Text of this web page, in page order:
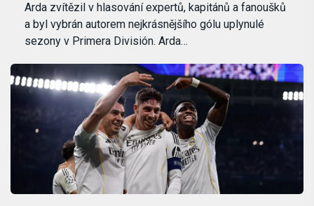
Arda zvítězil v hlasování expertů, kapitánů a fanoušků
a byl vybrán autorem nejkrásnějšího gólu uplynulé
sezony v Primera División. Arda…